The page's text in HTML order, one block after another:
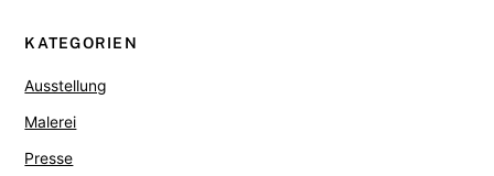
KATEGORIEN
Ausstellung
Malerei
Presse